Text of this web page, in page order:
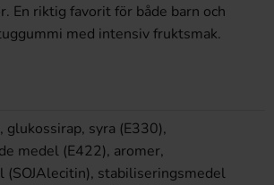
En riktig favorit för både barn och
med intensiv fruktsmak.
glukossirap, syra (E330),
medel (E422), aromer,
(SOJAlecitin), stabiliseringsmedel